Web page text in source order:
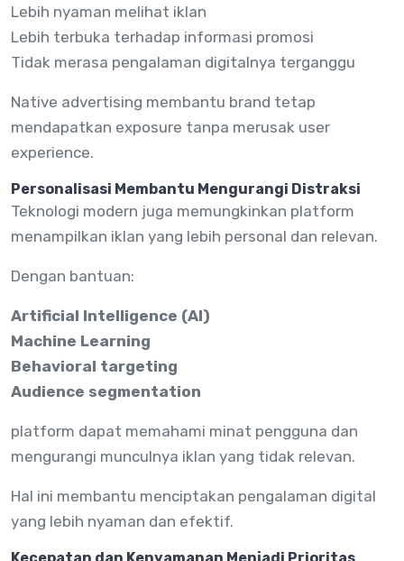
Lebih nyaman melihat iklan
Lebih terbuka terhadap informasi promosi
Tidak merasa pengalaman digitalnya terganggu
Native advertising membantu brand tetap
mendapatkan exposure tanpa merusak user
experience.
Personalisasi Membantu Mengurangi Distraksi
Teknologi modern juga memungkinkan platform
menampilkan iklan yang lebih personal dan relevan.
Dengan bantuan:
Artificial Intelligence (AI)
Machine Learning
Behavioral targeting
Audience segmentation
platform dapat memahami minat pengguna dan
mengurangi munculnya iklan yang tidak relevan.
Hal ini membantu menciptakan pengalaman digital
yang lebih nyaman dan efektif.